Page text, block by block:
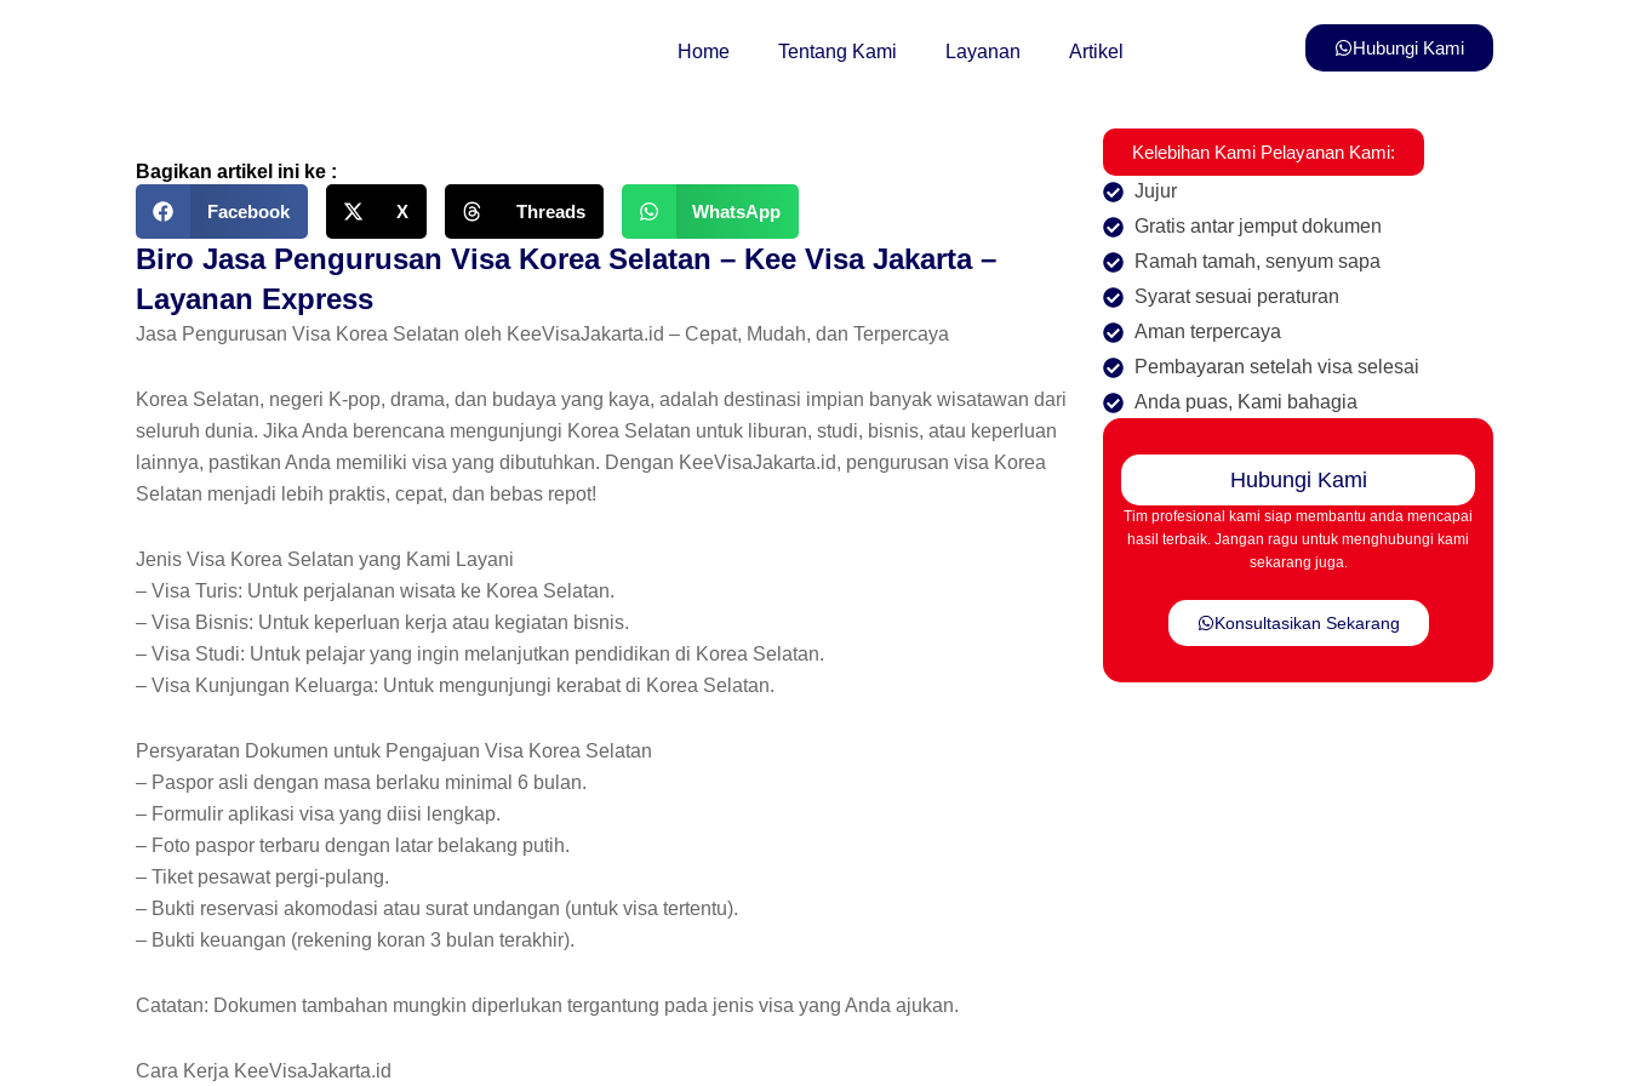
Home Tentang Kami Layanan Artikel Hubungi Kami
Bagikan artikel ini ke :
Facebook
X Threads WhatsApp
Biro Jasa Pengurusan Visa Korea Selatan – Kee Visa Jakarta –
Layanan Express
Jasa Pengurusan Visa Korea Selatan oleh KeeVisaJakarta.id – Cepat, Mudah, dan Terpercaya
Korea Selatan, negeri K-pop, drama, dan budaya yang kaya, adalah destinasi impian banyak wisatawan dari
seluruh dunia. Jika Anda berencana mengunjungi Korea Selatan untuk liburan, studi, bisnis, atau keperluan
lainnya, pastikan Anda memiliki visa yang dibutuhkan. Dengan KeeVisaJakarta.id, pengurusan visa Korea
Selatan menjadi lebih praktis, cepat, dan bebas repot!
Jenis Visa Korea Selatan yang Kami Layani
– Visa Turis: Untuk perjalanan wisata ke Korea Selatan.
– Visa Bisnis: Untuk keperluan kerja atau kegiatan bisnis.
– Visa Studi: Untuk pelajar yang ingin melanjutkan pendidikan di Korea Selatan.
– Visa Kunjungan Keluarga: Untuk mengunjungi kerabat di Korea Selatan.
Persyaratan Dokumen untuk Pengajuan Visa Korea Selatan
– Paspor asli dengan masa berlaku minimal 6 bulan.
– Formulir aplikasi visa yang diisi lengkap.
– Foto paspor terbaru dengan latar belakang putih.
– Tiket pesawat pergi-pulang.
– Bukti reservasi akomodasi atau surat undangan (untuk visa tertentu).
– Bukti keuangan (rekening koran 3 bulan terakhir).
Catatan: Dokumen tambahan mungkin diperlukan tergantung pada jenis visa yang Anda ajukan.
Cara Kerja KeeVisaJakarta.id
Kelebihan Kami Pelayanan Kami:
Jujur
Gratis antar jemput dokumen
Ramah tamah, senyum sapa
Syarat sesuai peraturan
Aman terpercaya
Pembayaran setelah visa selesai
Anda puas, Kami bahagia
Hubungi Kami
Tim profesional kami siap membantu anda mencapai
hasil terbaik. Jangan ragu untuk menghubungi kami
sekarang juga.
Konsultasikan Sekarang